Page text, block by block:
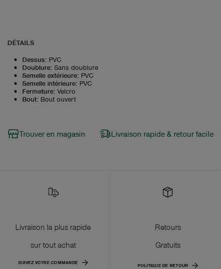
DÉTAILS
Dessus: PVC
Doublure: Sans doublure
Semelle extérieure: PVC
Semelle intérieure: PVC
Fermeture: Velcro
Bout: Bout ouvert
Trouver en magasin Livraison rapide & retour facile
Livraison la plus rapide
sur tout achat
SUIVEZ VOTRE COMMANDE
Retours
Gratuits
POLITIQUE DE RETOUR